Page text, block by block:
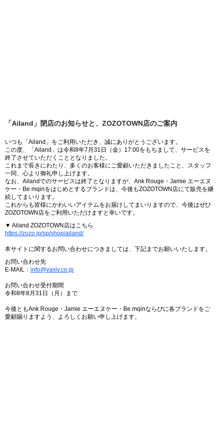
「Ailand」閉店のお知らせと、ZOZOTOWN店のご案内
いつも「Ailand」をご利用いただき、誠にありがとうございます。
この度、「Ailand」は令和8年7月31日（金）17:00をもちまして、サービスを
終了させていただくこととなりました。
これまで長きにわたり、多くのお客様にご愛顧いただきましたこと、スタッフ
一同、心より御礼申し上げます。
なお、Ailandでのサービスは終了となりますが、Ank Rouge・Jamie エーエヌ
ケー・Be mqinをはじめとするブランドは、今後もZOZOTOWN店にて販売を継
続してまいります。
これからも皆様にかわいいアイテムをお届けしてまいりますので、今後はぜひ
ZOZOTOWN店をご利用いただけますと幸いです。
▼ Ailand ZOZOTOWN店はこちら
https://zozo.jp/sp/shop/ailand/
本サイトに関するお問い合わせにつきましては、下記までお願いいたします。
お問い合わせ先
E-MAIL： info@vaxiv.co.jp
お問い合わせ受付期間
令和8年8月31日（月）まで
今後ともAnk Rouge・Jamie エーエヌケー・Be mqinならびに各ブランドをご
愛顧賜りますよう、よろしくお願い申し上げます。